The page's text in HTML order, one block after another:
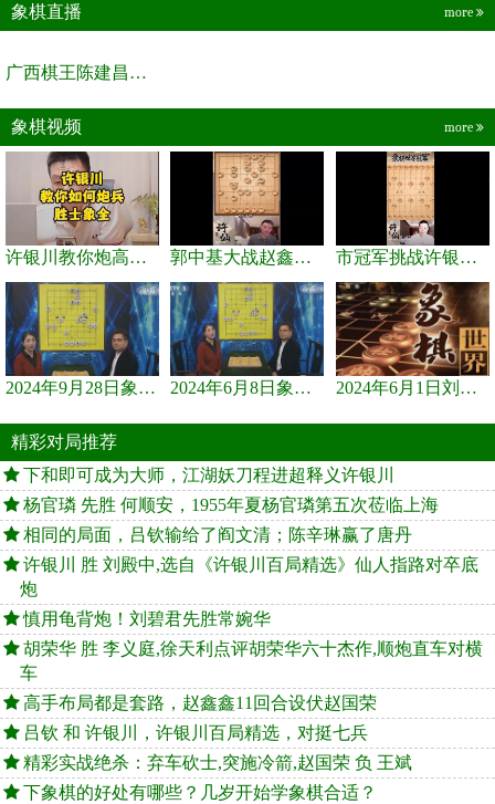
象棋直播 more
广西棋王陈建昌直播间
象棋视频 more
许银川教你炮高兵士象全如何赢士象全，简单四步即可 郭中基大战赵鑫鑫，许银川激情讲解 市冠军挑战许银川，急进中兵变化真激烈！
2024年9月28日象棋世界栏目，刘君、蒋川讲解了第九届杨官璘杯象棋... 2024年6月8日象棋世界，刘君、蒋川讲解了第九届杨官璘杯全国象棋... 2024年6月1日刘君、蒋川讲解第三届上海杯象棋大师赛谢靖与李少庚...
精彩对局推荐
下和即可成为大师，江湖妖刀程进超释义许银川
杨官璘 先胜 何顺安，1955年夏杨官璘第五次莅临上海
相同的局面，吕钦输给了阎文清；陈辛琳赢了唐丹
许银川 胜 刘殿中,选自《许银川百局精选》仙人指路对卒底
炮
慎用龟背炮！刘碧君先胜常婉华
胡荣华 胜 李义庭,徐天利点评胡荣华六十杰作,顺炮直车对横
车
高手布局都是套路，赵鑫鑫11回合设伏赵国荣
吕钦 和 许银川，许银川百局精选，对挺七兵
精彩实战绝杀：弃车砍士,突施冷箭,赵国荣 负 王斌
下象棋的好处有哪些？几岁开始学象棋合适？